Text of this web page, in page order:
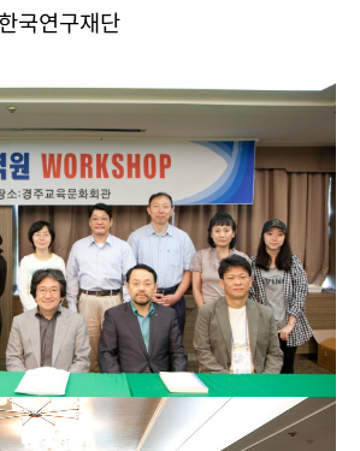
국연구재단